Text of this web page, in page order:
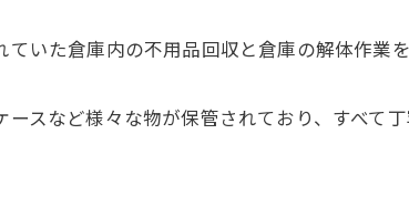
いた倉庫内の不用品回収と倉庫の解体作業を
スなど様々な物が保管されており、すべて